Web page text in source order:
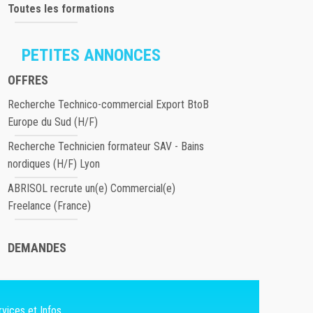
Toutes les formations
PETITES ANNONCES
OFFRES
Recherche Technico-commercial Export BtoB
Europe du Sud (H/F)
Recherche Technicien formateur SAV - Bains
nordiques (H/F) Lyon
ABRISOL recrute un(e) Commercial(e)
Freelance (France)
DEMANDES